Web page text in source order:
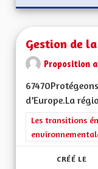
Gestion de
Proposition
d’Europe.La
Filtrer les
Les transitions
CRÉÉ LE